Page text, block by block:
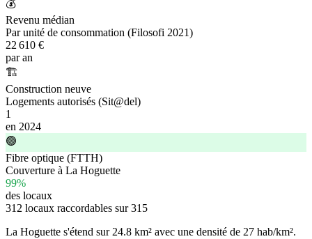
💰
Revenu médian
Par unité de consommation (Filosofi 2021)
22 610 €
par an
🏗️
Construction neuve
Logements autorisés (Sit@del)
1
en 2024
🟢
Fibre optique (FTTH)
Couverture à La Hoguette
99%
des locaux
312 locaux raccordables sur 315
La Hoguette s'étend sur 24.8 km² avec une densité de 27 hab/km².